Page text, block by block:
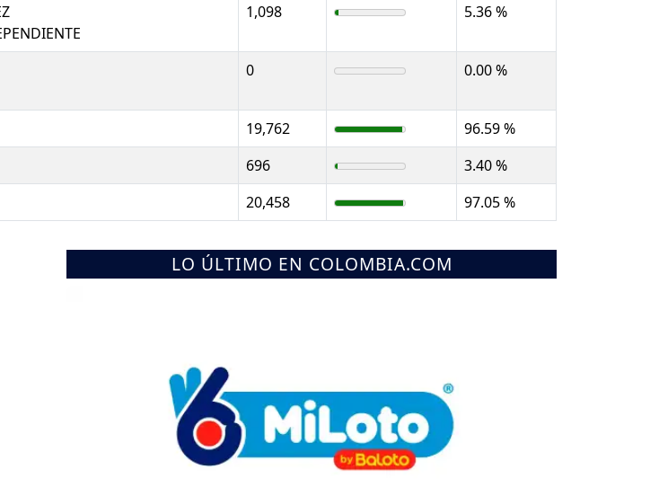
1,098 5.36 %
0 0.00 %
19,762
96.59 %
696
3.40 %
20,458 97.05 %
LO ÚLTIMO EN COLOMBIA.COM